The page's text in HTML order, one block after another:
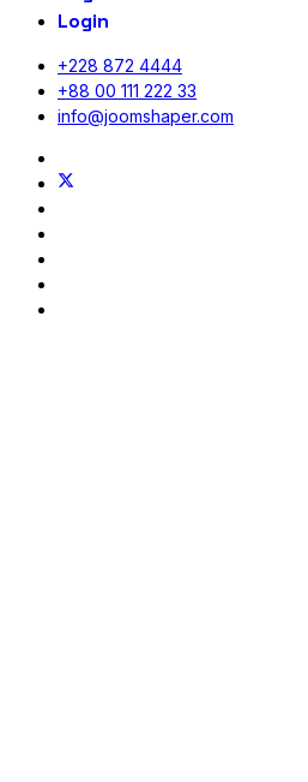
Login
+228 872 4444
+88 00 111 222 33
info@joomshaper.com